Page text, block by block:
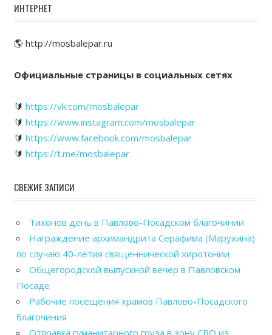
ИНТЕРНЕТ
🌎 http://mosbalepar.ru
Официальные страницы в социальных сетях
🔰 https://vk.com/mosbalepar
🔰 https://www.instagram.com/mosbalepar
🔰 https://www.facebook.com/mosbalepar
🔰 https://t.me/mosbalepar
СВЕЖИЕ ЗАПИСИ
Тихонов день в Павлово-Посадском благочинии
Награждение архимандрита Серафима (Марухина)
по случаю 40-летия священнической хиротонии
Общегородской выпускной вечер в Павловском
Посаде
Рабочие посещения храмов Павлово-Посадского
благочиния